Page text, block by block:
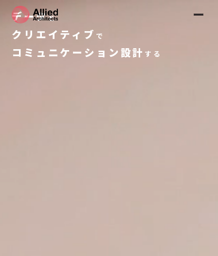
データと
クリエイティブ で
コミュニケーション設計 する